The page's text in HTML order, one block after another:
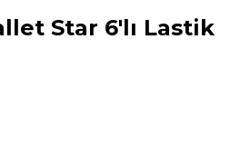
Star 6'lı Lastik